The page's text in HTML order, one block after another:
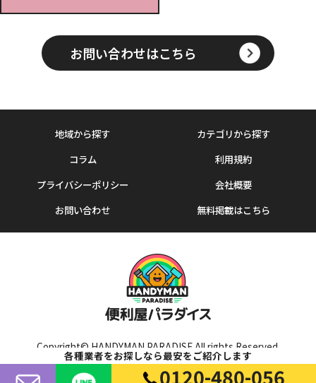
お問い合わせはこちら
地域から探す
カテゴリから探す
コラム
利用規約
プライバシーポリシー
会社概要
お問い合わせ
無料掲載はこちら
Copyright© HANDYMAN PARADISE All rights Reserved.
各種業者をお探しなら最安をご紹介します
0120-480-056